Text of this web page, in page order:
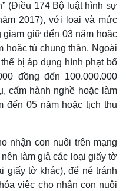
(Điều 174 Bộ luật hình sự
2017), với loại và mức
giam giữ đến 03 năm hoặc
hoặc tù chung thân. Ngoài
bị áp dụng hình phạt bổ
đồng đến 100.000.000
cấm hành nghề hoặc làm
đến 05 năm hoặc tịch thu
nhận con nuôi trên mạng
làm giả các loại giấy tờ
giấy tờ khác), để né tránh
việc cho nhận con nuôi